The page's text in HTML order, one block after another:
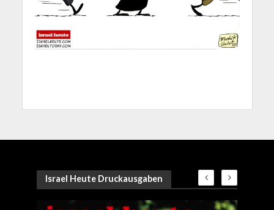
Israel Heute Druckausgaben